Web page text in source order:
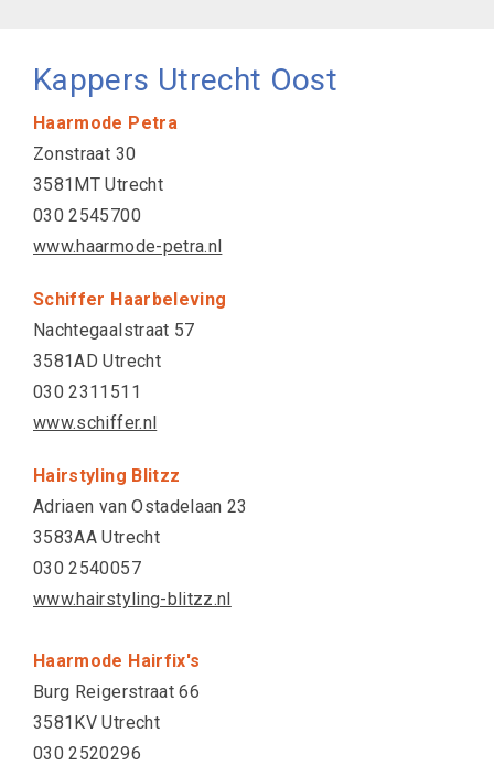
Kappers Utrecht Oost
Haarmode Petra
Zonstraat 30
3581MT Utrecht
030 2545700
www.haarmode-petra.nl
Schiffer Haarbeleving
Nachtegaalstraat 57
3581AD Utrecht
030 2311511
www.schiffer.nl
Hairstyling Blitzz
Adriaen van Ostadelaan 23
3583AA Utrecht
030 2540057
www.hairstyling-blitzz.nl
Haarmode Hairfix's
Burg Reigerstraat 66
3581KV Utrecht
030 2520296